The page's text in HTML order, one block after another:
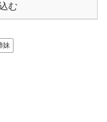
む
妹